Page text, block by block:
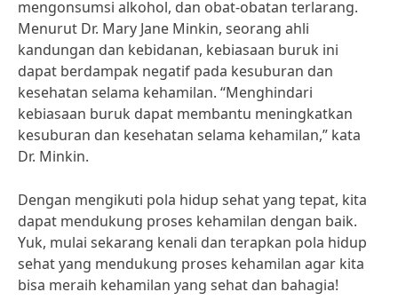
mengonsumsi alkohol, dan obat-obatan terlarang.
Menurut Dr. Mary Jane Minkin, seorang ahli
kandungan dan kebidanan, kebiasaan buruk ini
dapat berdampak negatif pada kesuburan dan
kesehatan selama kehamilan. “Menghindari
kebiasaan buruk dapat membantu meningkatkan
kesuburan dan kesehatan selama kehamilan,” kata
Dr. Minkin.
Dengan mengikuti pola hidup sehat yang tepat, kita
dapat mendukung proses kehamilan dengan baik.
Yuk, mulai sekarang kenali dan terapkan pola hidup
sehat yang mendukung proses kehamilan agar kita
bisa meraih kehamilan yang sehat dan bahagia!